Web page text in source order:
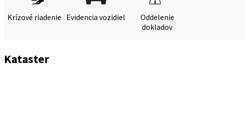
Krízové riadenie Evidencia vozidiel
Oddelenie
dokladov
Kataster